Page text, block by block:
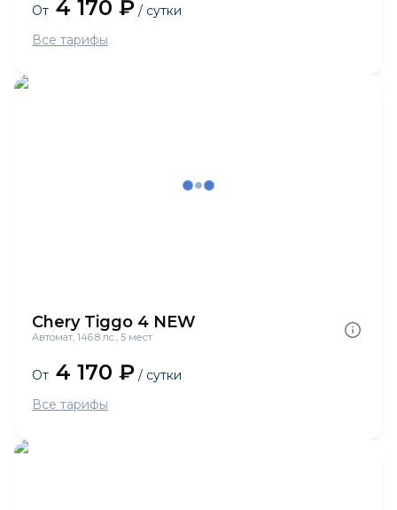
От 4 170 ₽ / сутки
Все тарифы
Chery Tiggo 4 NEW
Автомат, 146.8 лс., 5 мест
От 4 170 ₽ / сутки
Все тарифы